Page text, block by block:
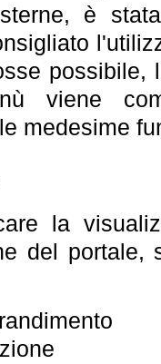
è
possibile,
viene
medesime
la
del portale,